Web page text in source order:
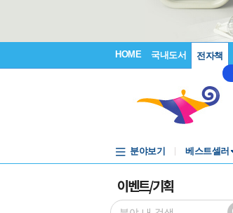
HOME 국내도서 전자책
분야보기 베스트셀러
이벤트/기획